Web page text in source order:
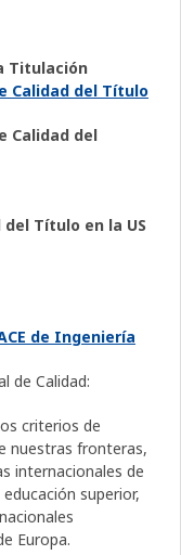
Titulación
Calidad del Título
Calidad del
Título en la US
de Ingeniería
de Calidad:
criterios de
nuestras fronteras,
internacionales de
superior,
Europa.